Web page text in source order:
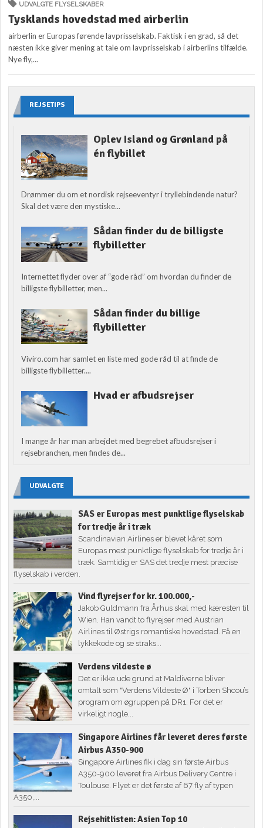
UDVALGTE FLYSELSKABER
Tysklands hovedstad med airberlin
airberlin er Europas førende lavprisselskab. Faktisk i en grad, så det
næsten ikke giver mening at tale om lavprisselskab i airberlins tilfælde.
Nye fly,...
REJSETIPS
Oplev Island og Grønland på
én flybillet
Drømmer du om et nordisk rejseeventyr i tryllebindende natur?
Skal det være den mystiske...
Sådan finder du de billigste
flybilletter
Internettet flyder over af “gode råd” om hvordan du finder de
billigste flybilletter, men...
Sådan finder du billige
flybilletter
Viviro.com har samlet en liste med gode råd til at finde de
billigste flybilletter....
Hvad er afbudsrejser
I mange år har man arbejdet med begrebet afbudsrejser i
rejsebranchen, men findes de...
UDVALGTE
SAS er Europas mest punktlige flyselskab
for tredje år i træk
Scandinavian Airlines er blevet kåret som
Europas mest punktlige flyselskab for tredje år i
træk. Samtidig er SAS det tredje mest præcise
flyselskab i verden.
Vind flyrejser for kr. 100.000,-
Jakob Guldmann fra Århus skal med kæresten til
Wien. Han vandt to flyrejser med Austrian
Airlines til Østrigs romantiske hovedstad. Få en
lykkekode og se straks...
Verdens vildeste ø
Det er ikke ude grund at Maldiverne bliver
omtalt som "Verdens Vildeste Ø" i Torben Shcou’s
program om øgruppen på DR1. For det er
virkeligt nogle...
Singapore Airlines får leveret deres første
Airbus A350-900
Singapore Airlines fik i dag sin første Airbus
A350-900 leveret fra Airbus Delivery Centre i
Toulouse. Flyet er det første af 67 fly af typen
A350,...
Rejsehitlisten: Asien Top 10